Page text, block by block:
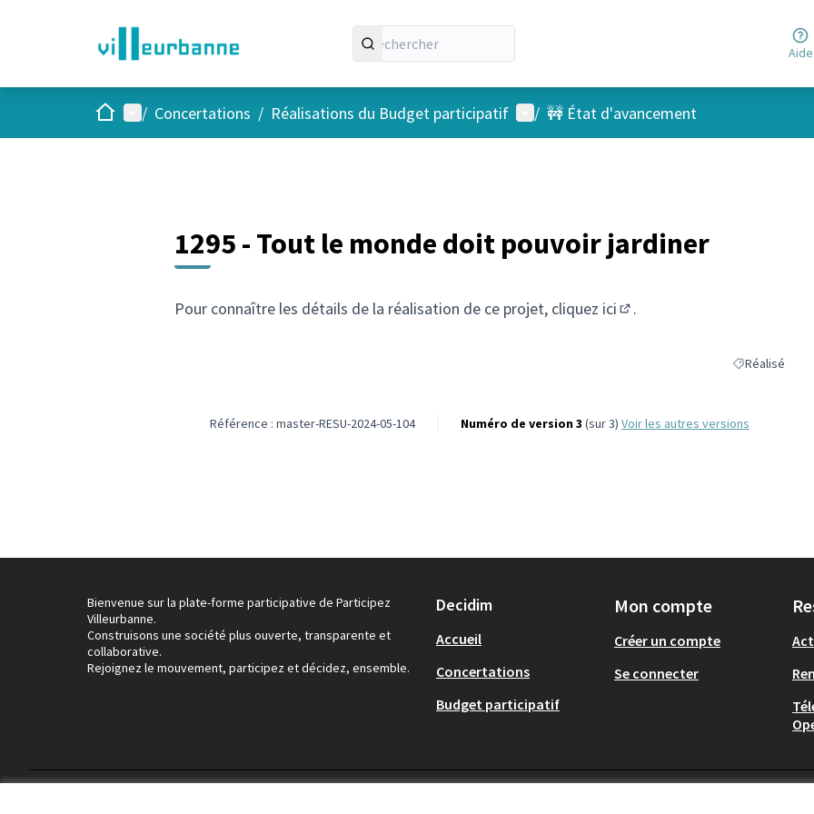
Aide
AccueilMenu principal
/ Concertations / Réalisations du Budget participatif Menu utilisateur
/ 🚧 État d'avancement
1295 - Tout le monde doit pouvoir jardiner
Pour connaître les détails de la réalisation de ce projet, cliquez ici .
Filtrer les
Réalisé
Référence : master-RESU-2024-05-104 Numéro de version 3 (sur 3) voir les autres versions
Bienvenue sur la plate-forme participative de Participez
Villeurbanne.
Construisons une société plus ouverte, transparente et
collaborative.
Rejoignez le mouvement, participez et décidez, ensemble.
Decidim
Accueil
Concertations
Budget participatif
Mon compte
Créer un compte
Se connecter